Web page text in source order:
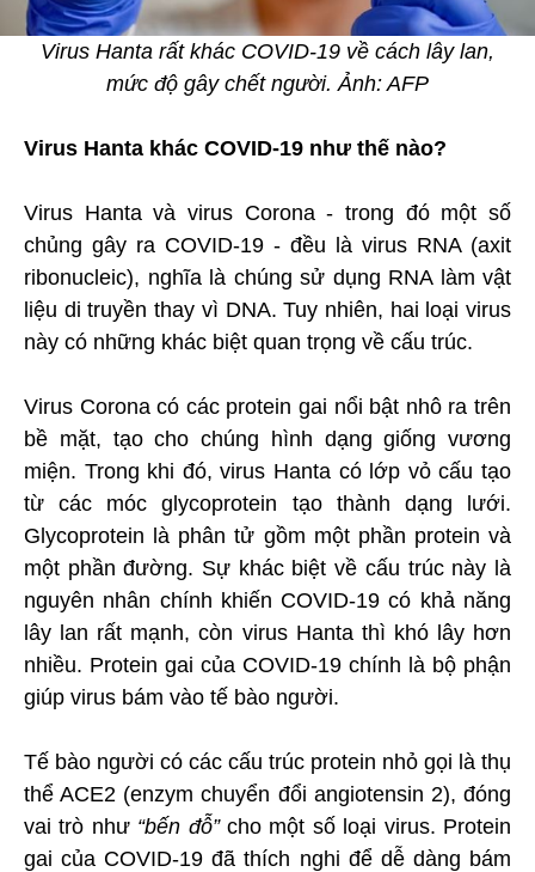
Virus Hanta rất khác COVID-19 về cách lây lan,
mức độ gây chết người. Ảnh: AFP
Virus Hanta khác COVID-19 như thế nào?
Virus Hanta và virus Corona - trong đó một số
chủng gây ra COVID-19 - đều là virus RNA (axit
ribonucleic), nghĩa là chúng sử dụng RNA làm vật
liệu di truyền thay vì DNA. Tuy nhiên, hai loại virus
này có những khác biệt quan trọng về cấu trúc.
Virus Corona có các protein gai nổi bật nhô ra trên
bề mặt, tạo cho chúng hình dạng giống vương
miện. Trong khi đó, virus Hanta có lớp vỏ cấu tạo
từ các móc glycoprotein tạo thành dạng lưới.
Glycoprotein là phân tử gồm một phần protein và
một phần đường. Sự khác biệt về cấu trúc này là
nguyên nhân chính khiến COVID-19 có khả năng
lây lan rất mạnh, còn virus Hanta thì khó lây hơn
nhiều. Protein gai của COVID-19 chính là bộ phận
giúp virus bám vào tế bào người.
Tế bào người có các cấu trúc protein nhỏ gọi là thụ
thể ACE2 (enzym chuyển đổi angiotensin 2), đóng
vai trò như “bến đỗ”cho một số loại virus. Protein
gai của COVID-19 đã thích nghi để dễ dàng bám